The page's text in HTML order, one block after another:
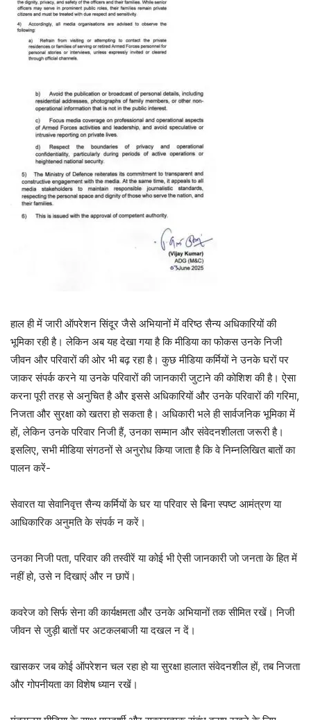
हाल ही में जारी ऑपरेशन सिंदूर जैसे अभियानों में वरिष्ठ सैन्य अधिकारियों की
भूमिका रही है। लेकिन अब यह देखा गया है कि मीडिया का फोकस उनके निजी
जीवन और परिवारों की ओर भी बढ़ रहा है। कुछ मीडिया कर्मियों ने उनके घरों पर
जाकर संपर्क करने या उनके परिवारों की जानकारी जुटाने की कोशिश की है। ऐसा
करना पूरी तरह से अनुचित है और इससे अधिकारियों और उनके परिवारों की गरिमा,
निजता और सुरक्षा को खतरा हो सकता है। अधिकारी भले ही सार्वजनिक भूमिका में
हों, लेकिन उनके परिवार निजी हैं, उनका सम्मान और संवेदनशीलता जरूरी है।
इसलिए, सभी मीडिया संगठनों से अनुरोध किया जाता है कि वे निम्नलिखित बातों का
पालन करें-
सेवारत या सेवानिवृत्त सैन्य कर्मियों के घर या परिवार से बिना स्पष्ट आमंत्रण या
आधिकारिक अनुमति के संपर्क न करें।
उनका निजी पता, परिवार की तस्वीरें या कोई भी ऐसी जानकारी जो जनता के हित में
नहीं हो, उसे न दिखाएं और न छापें।
कवरेज को सिर्फ सेना की कार्यक्षमता और उनके अभियानों तक सीमित रखें। निजी
जीवन से जुड़ी बातों पर अटकलबाजी या दखल न दें।
खासकर जब कोई ऑपरेशन चल रहा हो या सुरक्षा हालात संवेदनशील हों, तब निजता
और गोपनीयता का विशेष ध्यान रखें।